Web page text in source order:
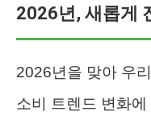
2026년, 새롭게
2026년을 맞아 우
소비 트렌드 변화